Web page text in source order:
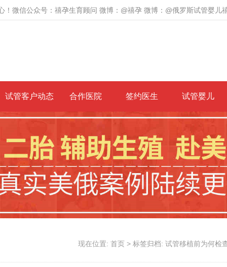
微信公众号：禧孕生育顾问 微博：@禧孕 微博：@俄罗斯试管婴儿
试管客户动态 合作医院 签约医生 试管婴儿
现在位置: 首页 > 标签归档: 试管移植前为何检